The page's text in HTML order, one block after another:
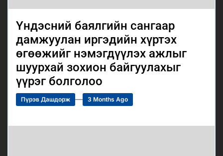
Үндэсний баялгийн сангаар
дамжуулан иргэдийн хүртэх
өгөөжийг нэмэгдүүлэх ажлыг
шуурхай зохион байгуулахыг
үүрэг болголоо
Пүрэв Дашдорж 3 Months Ago